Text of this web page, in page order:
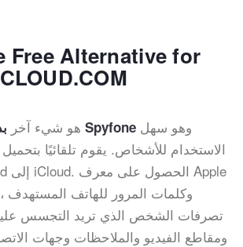
Free Alternative for
iCloud هو شيء آخر بديل مجاني Spyfone
الاستخدام للأشخاص. يقوم تلقائيًا بتحميل
وكلمات المرور للهاتف المستهدف
تصرفات الشخص الذي تريد التجسس